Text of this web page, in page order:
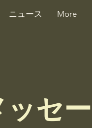
ニュース More
セ